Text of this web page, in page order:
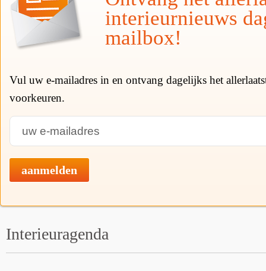
interieurnieuws
mailbox!
Vul uw e-mailadres in en ontvang dagelijks het
voorkeuren.
aanmelden
Interieuragenda